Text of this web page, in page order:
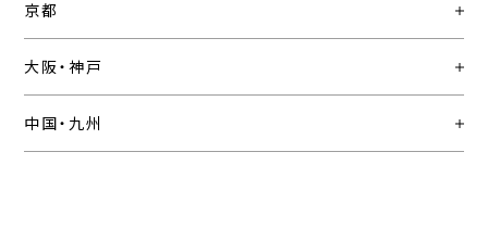
京都
大阪・神戸
中国・九州